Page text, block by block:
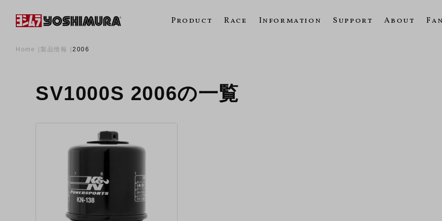
Product Race Information Support About
Home 製品情報 2006
SV1000S 2006の一覧